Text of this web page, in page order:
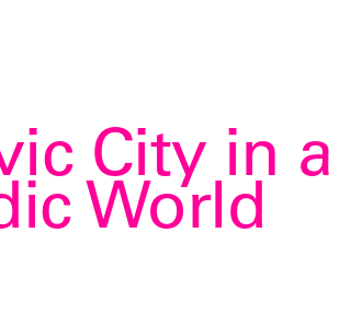
City in a
World